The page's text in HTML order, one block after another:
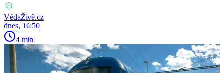
VědaŽivě.cz
dnes, 16:50
4 min